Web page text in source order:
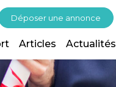
Déposer une annonce
Articles Actualités